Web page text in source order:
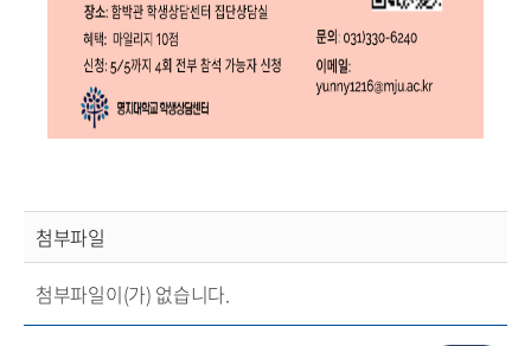
첨부파일
첨부파일이(가) 없습니다.